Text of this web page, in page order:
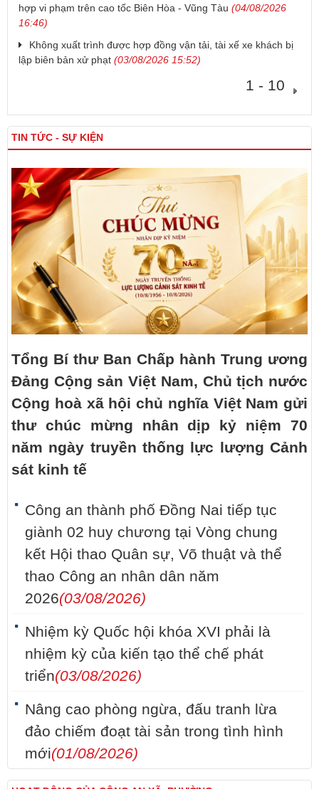
hợp vi phạm trên cao tốc Biên Hòa - Vũng Tàu (04/08/2026
16:46)
Không xuất trình được hợp đồng vận tải, tài xế xe khách bị
lập biên bản xử phạt (03/08/2026 15:52)
1 - 10
TIN TỨC - SỰ KIỆN
Tổng Bí thư Ban Chấp hành Trung ương
Đảng Cộng sản Việt Nam, Chủ tịch nước
Cộng hoà xã hội chủ nghĩa Việt Nam gửi
thư chúc mừng nhân dịp kỷ niệm 70
năm ngày truyền thống lực lượng Cảnh
sát kinh tế
Công an thành phố Đồng Nai tiếp tục
giành 02 huy chương tại Vòng chung
kết Hội thao Quân sự, Võ thuật và thể
thao Công an nhân dân năm
2026(03/08/2026)
Nhiệm kỳ Quốc hội khóa XVI phải là
nhiệm kỳ của kiến tạo thể chế phát
triển(03/08/2026)
Nâng cao phòng ngừa, đấu tranh lừa
đảo chiếm đoạt tài sản trong tình hình
mới(01/08/2026)